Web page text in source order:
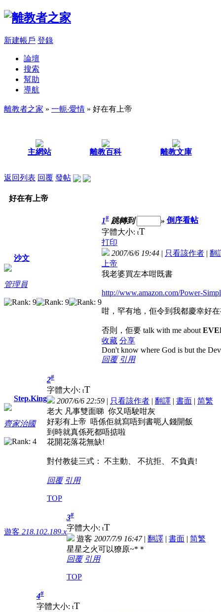
新建帳戶 登錄
論壇
搜索
幫助
導航
離教者之家 » 一軛‧愛情 » 好在有上帝
主網站 離教百科 離教文庫
返回列表 回覆 發帖
好在有上帝
沙文
管理員
1# 跳轉到 » 倒序看帖
字體大小: tT
打印
2007/6/6 19:44 | 只看該作者 | 翻
上帝
我老婆買左本咁既書
http://www.amazon.com/Power-
咁，罕有地，佢令到我都慶幸好
否則，佢要 talk with me about
收藏 分享
Don't know where God is but the
回覆 引用
Step.King
齊家治國
2#
字體大小: tT
2007/6/6 22:59 | 只看該作者 | 翻譯 | 書面 | 简繁
老大 凡事雙面睇 你又唔駛咁灰
好彩有上帝 唔係佢就寫唔到書呃人錢開飯
到時就真係死都唔掂啦
花開花落花無缺!
對付教徒三式： 不主動、 不抗拒、 不負責!
回覆 引用
TOP
遊客 218.102.189.x
3#
字體大小: tT
遊客 2007/7/9 16:47| 翻譯 | 書面 | 简繁
星星之火可以獠原~*＊
回覆 引用
TOP
4#
字體大小: tT